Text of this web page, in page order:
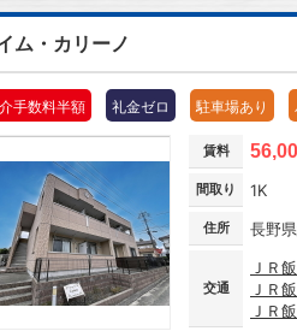
ム・カリーノ
手数料半額 礼金ゼロ 駐車場あり
賃料
間取り 1K
住所 長野県
交通
ＪＲ
ＪＲ
ＪＲ